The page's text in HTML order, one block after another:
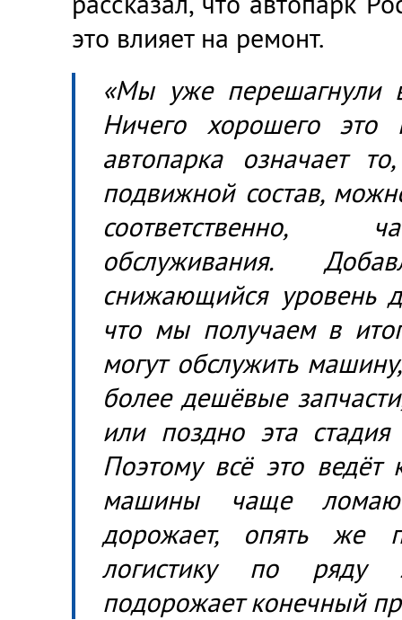
это влияет на ремонт.
«Мы уже перешагнули
Ничего хорошего это
автопарка означает
подвижной состав,
соответственно,
обслуживания.
снижающийся уровень
что мы получаем в
могут обслужить
более дешёвые
или поздно эта стадия
Поэтому всё это ведёт
машины чаще
дорожает, опять же
логистику по ряду
подорожает конечный